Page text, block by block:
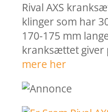
Rival AXS
klinger som har
170-175 mm
kranksættet giver
mere her